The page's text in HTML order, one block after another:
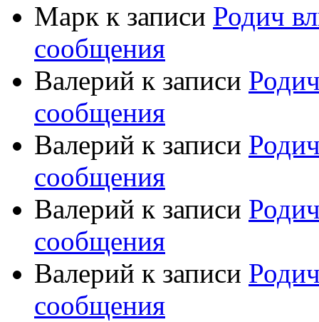
Марк к записи Родич
сообщения
Валерий к записи
сообщения
Валерий к записи
сообщения
Валерий к записи
сообщения
Валерий к записи
сообщения